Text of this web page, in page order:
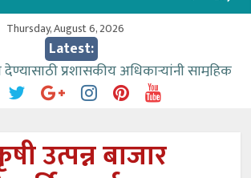
Thursday, August 6, 2026
Latest:
देण्यासाठी प्रशासकीय अधिकाऱ्यांनी सामुहिक
काळे
२२८ विद्यार्थी शिष्यवृत्तीस पात्र
उत्पन्न बाजार